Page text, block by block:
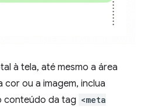
à tela, até mesmo a área
cor ou a imagem, inclua
conteúdo da tag <meta